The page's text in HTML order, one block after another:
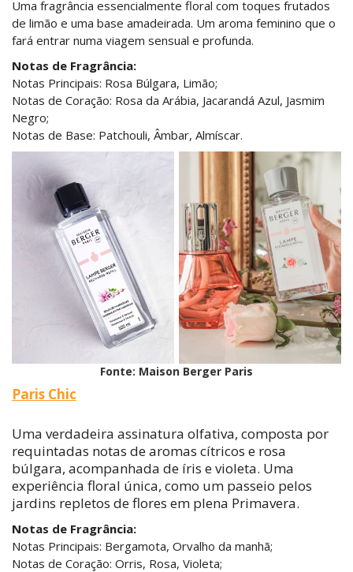
Uma fragrância essencialmente floral com toques frutados
de limão e uma base amadeirada. Um aroma feminino que o
fará entrar numa viagem sensual e profunda.
Notas de Fragrância:
Notas Principais: Rosa Búlgara, Limão;
Notas de Coração: Rosa da Arábia, Jacarandá Azul, Jasmim
Negro;
Notas de Base: Patchouli, Âmbar, Almíscar.
Fonte: Maison Berger Paris
Paris Chic
Uma verdadeira assinatura olfativa, composta por
requintadas notas de aromas cítricos e rosa
búlgara, acompanhada de íris e violeta. Uma
experiência floral única, como um passeio pelos
jardins repletos de flores em plena Primavera.
Notas de Fragrância:
Notas Principais: Bergamota, Orvalho da manhã;
Notas de Coração: Orris, Rosa, Violeta;